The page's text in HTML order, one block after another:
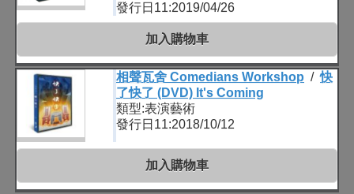
發行日11:2019/04/26
加入購物車
相聲瓦舍 Comedians Workshop /快
了快了 (DVD) It's Coming
類型:表演藝術
發行日11:2018/10/12
加入購物車